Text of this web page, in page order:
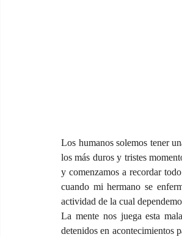
Los humanos solemos tener
los más duros y tristes
y comenzamos a recordar
cuando mi hermano se
actividad de la cual
La mente nos juega esta
detenidos en acontecimientos